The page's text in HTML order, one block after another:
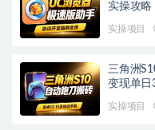
实操攻略
实操项目
三角洲
变现单日
实操项目